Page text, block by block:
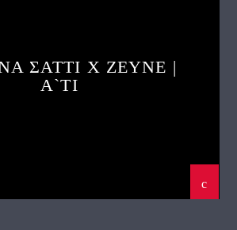
ΣΑΤΤΙ X ZEYNE |
A`TI